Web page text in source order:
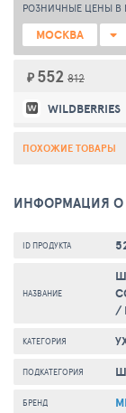
РОЗНИЧНЫЕ ЦЕНЫ В
МОСКВА
₽ 552 812
WILDBERRIES
ПОХОЖИЕ ТОВАРЫ
ИНФОРМАЦИЯ О
ID ПРОДУКТА
НАЗВАНИЕ
/
КАТЕГОРИЯ
ПОДКАТЕГОРИЯ
БРЕНД